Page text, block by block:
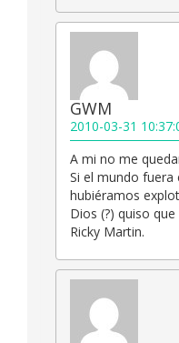
GWM
2010-03-31
A mi no me
Si el mundo fuera
hubiéramos
Dios (?) quiso
Ricky Martin.